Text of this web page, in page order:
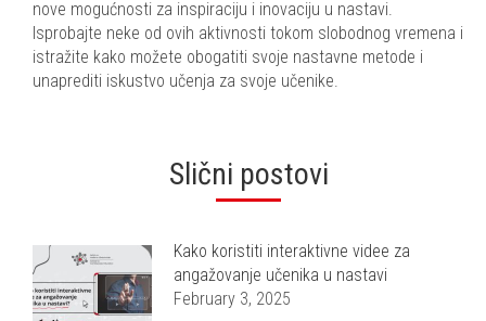
nove mogućnosti za inspiraciju i inovaciju u nastavi.
Isprobajte neke od ovih aktivnosti tokom slobodnog vremena i
istražite kako možete obogatiti svoje nastavne metode i
unaprediti iskustvo učenja za svoje učenike.
Slični postovi
Kako koristiti interaktivne videe za
angažovanje učenika u nastavi
February 3, 2025